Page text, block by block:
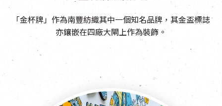
「金杯牌」作為南豐紡織其中一個知名品牌，其金盃標誌
亦鑲嵌在四廠大閘上作為裝飾。